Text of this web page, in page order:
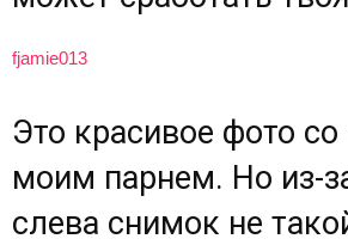
fjamie013
Это красивое фото
моим парнем. Но из-
слева снимок не